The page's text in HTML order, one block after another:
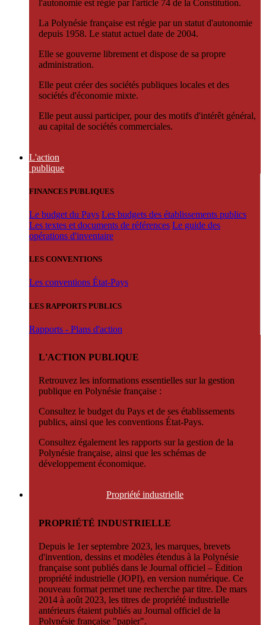
l'autonomie est régie par l'article 74 de la Constitution.
La Polynésie française est régie par un statut d'autonomie
depuis 1958. Le statut actuel date de 2004.
Elle se gouverne librement et dispose de sa propre
administration.
Elle peut créer des sociétés publiques locales et des
sociétés d'économie mixte.
Elle peut aussi participer, pour des motifs d'intérêt général,
au capital de sociétés commerciales.
L'action
publique
FINANCES PUBLIQUES
Le budget du Pays Les budgets des établissements publics
Les textes et documents de références Le guide des
opérations d'inventaire
LES CONVENTIONS
Les conventions État-Pays
LES RAPPORTS PUBLICS
Rapports - Plans d'action
L'ACTION PUBLIQUE
Retrouvez les informations essentielles sur la gestion
publique en Polynésie française :
Consultez le budget du Pays et de ses établissements
publics, ainsi que les conventions État-Pays.
Consultez également les rapports sur la gestion de la
Polynésie française, ainsi que les schémas de
développement économique.
Propriété industrielle
PROPRIÉTÉ INDUSTRIELLE
Depuis le 1er septembre 2023, les marques, brevets
d'invention, dessins et modèles étendus à la Polynésie
française sont publiés dans le Journal officiel – Édition
propriété industrielle (JOPI), en version numérique. Ce
nouveau format permet une recherche par titre. De mars
2014 à août 2023, les titres de propriété industrielle
antérieurs étaient publiés au Journal officiel de la
Polynésie française "papier".